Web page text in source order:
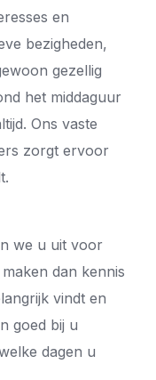
en
bezigheden,
gezellig
het middaguur
Ons vaste
zorgt ervoor
we u uit voor
dan kennis
vindt en
goed bij u
dagen u